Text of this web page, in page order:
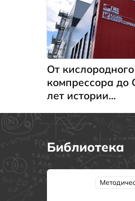
От кислородного
компрессора до
лет истории
Библиотека